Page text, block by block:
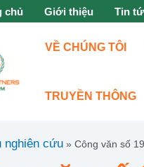
chủ Giới thiệu Tin
VỀ CHÚNG TÔI
TRUYỀN THÔNG
nghiên cứu » Công văn số